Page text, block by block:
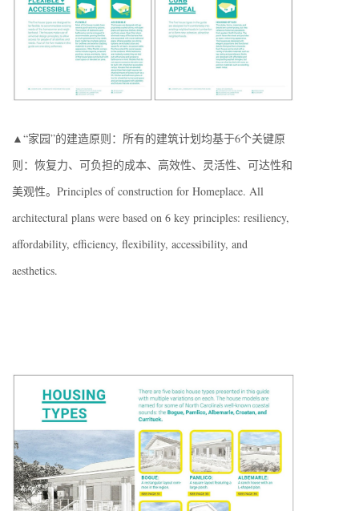
▲“家园”的建造原则：所有的建筑计划均基于6个关键原
则：恢复力、可负担的成本、高效性、灵活性、可达性和
美观性。Principles of construction for Homeplace. All
architectural plans were based on 6 key principles: resiliency,
affordability, efficiency, flexibility, accessibility, and
aesthetics.